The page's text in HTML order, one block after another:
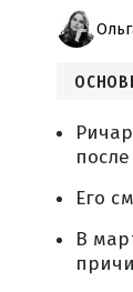
Его
В